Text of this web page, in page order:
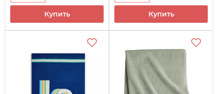
Купить Купить